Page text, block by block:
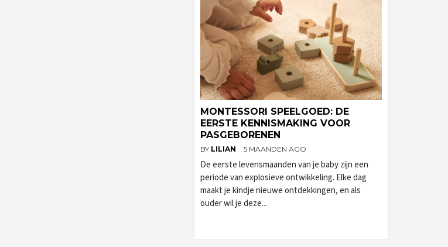
MONTESSORI SPEELGOED: DE
EERSTE KENNISMAKING VOOR
PASGEBORENEN
BY LILIAN 5 MAANDEN AGO
De eerste levensmaanden van je baby zijn een
periode van explosieve ontwikkeling. Elke dag
maakt je kindje nieuwe ontdekkingen, en als
ouder wil je deze...